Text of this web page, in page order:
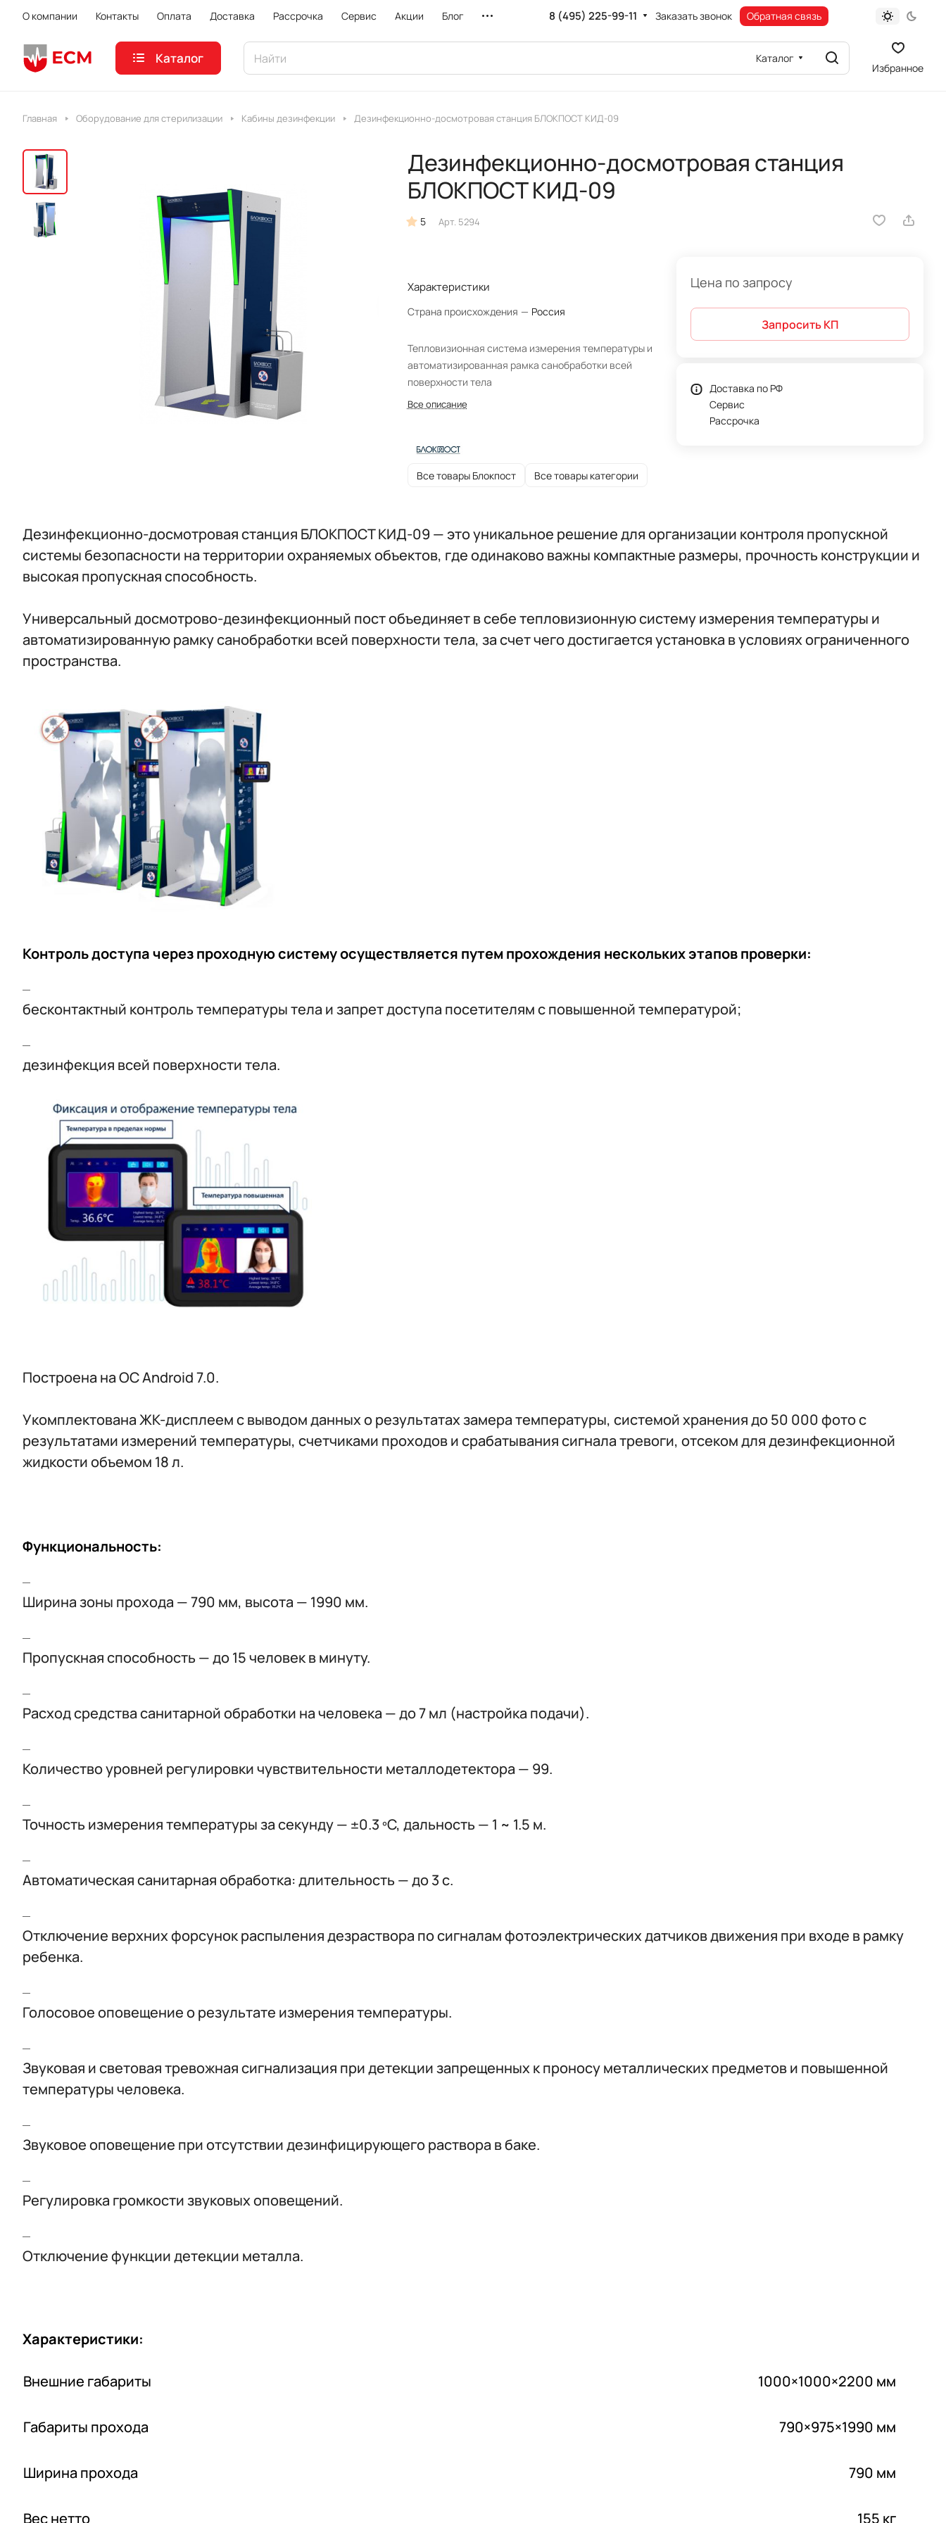
О компании Контакты Оплата Доставка Рассрочка Сервис Акции Блог 8 (495) 225-99-11 Заказать звонок Обратная связь
Каталог Каталог
Избранное
Главная Оборудование для стерилизации Кабины дезинфекции Дезинфекционно-досмотровая станция БЛОКПОСТ КИД-09
Дезинфекционно-досмотровая станция
БЛОКПОСТ КИД-09
5 Арт. 5294
Характеристики
Страна происхождения — Россия
Тепловизионная система измерения температуры и
автоматизированная рамка санобработки всей
поверхности тела
Все описание
Все товары Блокпост Все товары категории
Цена по запросу
Запросить КП
Доставка по РФ
Сервис
Рассрочка
Дезинфекционно-досмотровая станция БЛОКПОСТ КИД-09 — это уникальное решение для организации контроля пропускной
системы безопасности на территории охраняемых объектов, где одинаково важны компактные размеры, прочность конструкции и
высокая пропускная способность.
Универсальный досмотрово-дезинфекционный пост объединяет в себе тепловизионную систему измерения температуры и
автоматизированную рамку санобработки всей поверхности тела, за счет чего достигается установка в условиях ограниченного
пространства.
Контроль доступа через проходную систему осуществляется путем прохождения нескольких этапов проверки:
бесконтактный контроль температуры тела и запрет доступа посетителям с повышенной температурой;
дезинфекция всей поверхности тела.
Построена на ОС Android 7.0.
Укомплектована ЖК-дисплеем с выводом данных о результатах замера температуры, системой хранения до 50 000 фото с
результатами измерений температуры, счетчиками проходов и срабатывания сигнала тревоги, отсеком для дезинфекционной
жидкости объемом 18 л.
Функциональность:
Ширина зоны прохода — 790 мм, высота — 1990 мм.
Пропускная способность — до 15 человек в минуту.
Расход средства санитарной обработки на человека — до 7 мл (настройка подачи).
Количество уровней регулировки чувствительности металлодетектора — 99.
Точность измерения температуры за секунду — ±0.3 ºС, дальность — 1 ~ 1.5 м.
Автоматическая санитарная обработка: длительность — до 3 с.
Отключение верхних форсунок распыления дезраствора по сигналам фотоэлектрических датчиков движения при входе в рамку
ребенка.
Голосовое оповещение о результате измерения температуры.
Звуковая и световая тревожная сигнализация при детекции запрещенных к проносу металлических предметов и повышенной
температуры человека.
Звуковое оповещение при отсутствии дезинфицирующего раствора в баке.
Регулировка громкости звуковых оповещений.
Отключение функции детекции металла.
Характеристики:
Внешние габариты 1000×1000×2200 мм
Габариты прохода 790×975×1990 мм
Ширина прохода 790 мм
Вес нетто 155 кг